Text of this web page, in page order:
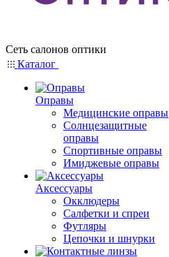
Сеть салонов оптики
Каталог
Оправы
Медицинские оправы
Солнцезащитные
оправы
Спортивные оправы
Имиджевые оправы
Аксессуары
Окклюдеры
Салфетки и спреи
Футляры
Цепочки и шнурки